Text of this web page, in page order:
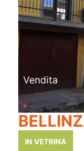
Vendita
IN VETRINA